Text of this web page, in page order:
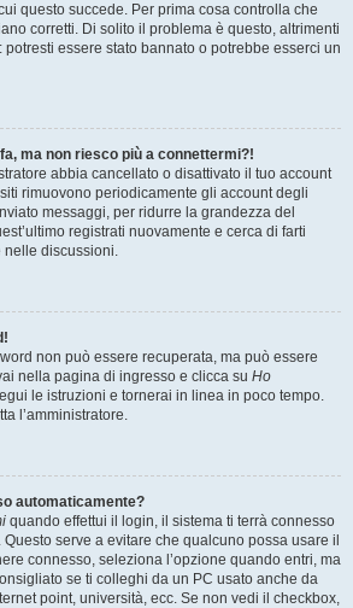
questo succede. Per prima cosa controlla che
corretti. Di solito il problema è questo, altrimenti
essere stato bannato o potrebbe esserci un
ma non riesco più a connettermi?!
abbia cancellato o disattivato il tuo account
rimuovono periodicamente gli account degli
messaggi, per ridurre la grandezza del
registrati nuovamente e cerca di farti
nelle discussioni.
non può essere recuperata, ma può essere
nella pagina di ingresso e clicca su Ho
le istruzioni e tornerai in linea in poco tempo.
l’amministratore.
automaticamente?
quando effettui il login, il sistema ti terrà connesso
serve a evitare che qualcuno possa usare il
connesso, seleziona l’opzione quando entri, ma
se ti colleghi da un PC usato anche da
point, università, ecc. Se non vedi il checkbox,